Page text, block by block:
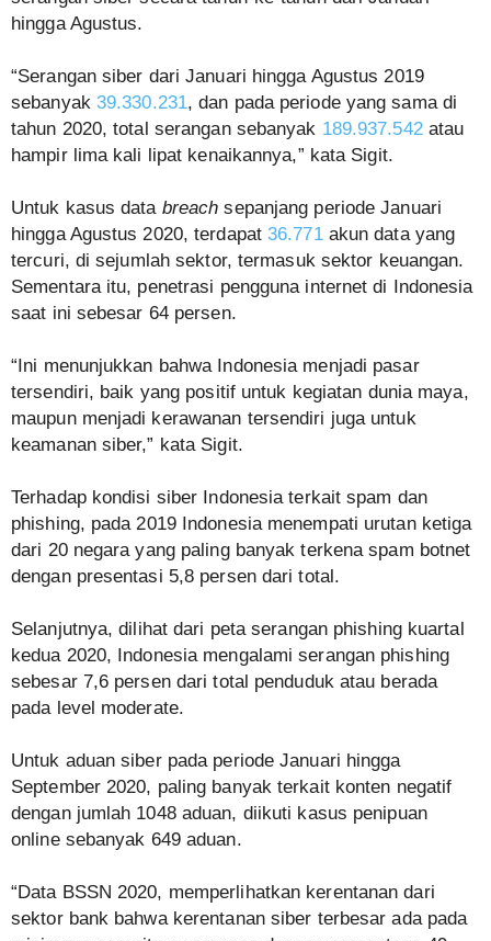
hingga Agustus.
“Serangan siber dari Januari hingga Agustus 2019
sebanyak 39.330.231, dan pada periode yang sama di
tahun 2020, total serangan sebanyak 189.937.542atau
hampir lima kali lipat kenaikannya,” kata Sigit.
Untuk kasus data breach sepanjang periode Januari
hingga Agustus 2020, terdapat36.771akun data yang
tercuri, di sejumlah sektor, termasuk sektor keuangan.
Sementara itu, penetrasi pengguna internet di Indonesia
saat ini sebesar 64 persen.
“Ini menunjukkan bahwa Indonesia menjadi pasar
tersendiri, baik yang positif untuk kegiatan dunia maya,
maupun menjadi kerawanan tersendiri juga untuk
keamanan siber,” kata Sigit.
Terhadap kondisi siber Indonesia terkait spam dan
phishing, pada 2019 Indonesia menempati urutan ketiga
dari 20 negara yang paling banyak terkena spam botnet
dengan presentasi 5,8 persen dari total.
Selanjutnya, dilihat dari peta serangan phishing kuartal
kedua 2020, Indonesia mengalami serangan phishing
sebesar 7,6 persen dari total penduduk atau berada
pada level moderate.
Untuk aduan siber pada periode Januari hingga
September 2020, paling banyak terkait konten negatif
dengan jumlah 1048 aduan, diikuti kasus penipuan
online sebanyak 649 aduan.
“Data BSSN 2020, memperlihatkan kerentanan dari
sektor bank bahwa kerentanan siber terbesar ada pada